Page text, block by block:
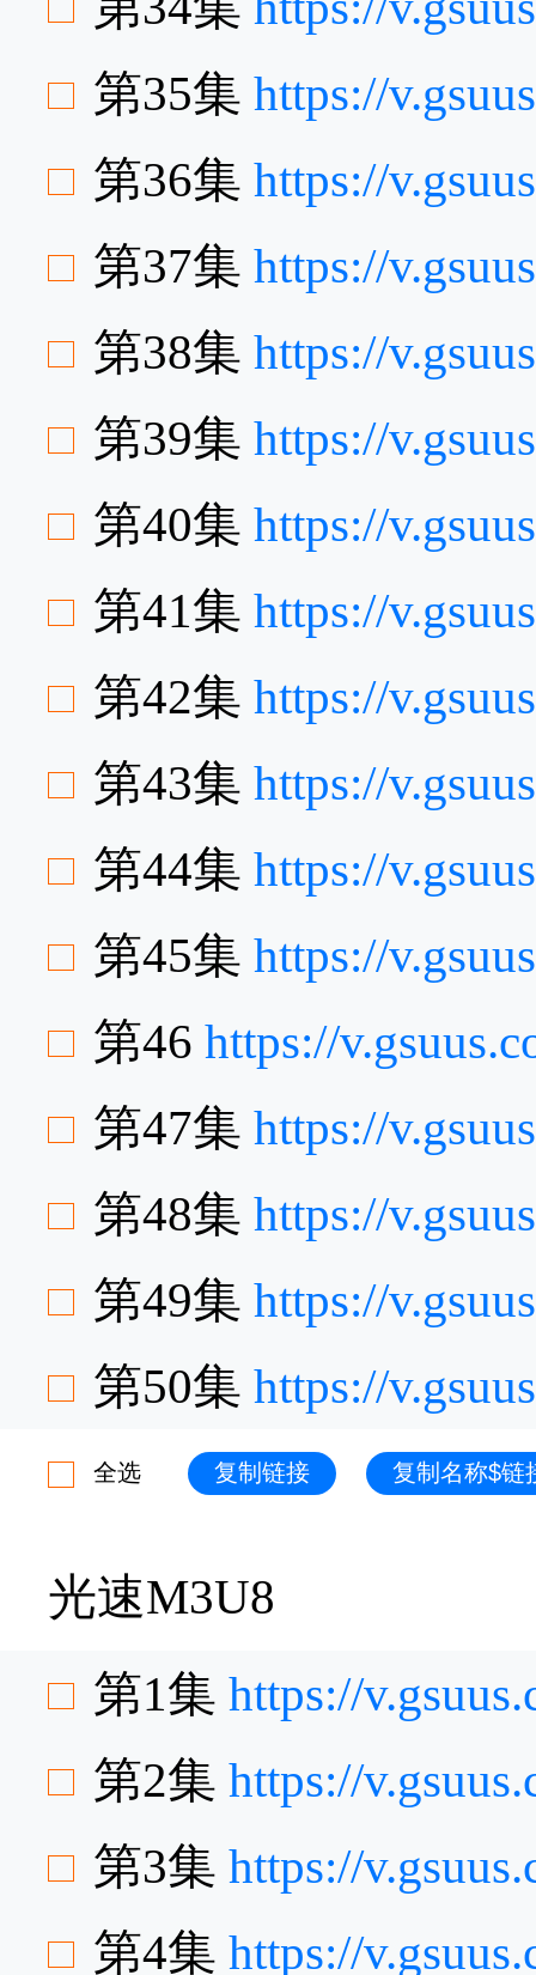
第35集 https://
第36集 https://
第37集 https://
第38集 https://
第39集 https://
第40集 https://
第41集 https://
第42集 https://
第43集 https://
第44集 https://
第45集 https://
第46 https://
第47集 https://
第48集 https://
第49集 https://
第50集 https://
全选 复制链接 复制名称$链
光速M3U8
第1集 https://
第2集 https://
第3集 https://
第4集 https://